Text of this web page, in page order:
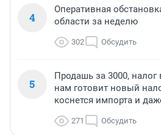
4
Оперативная
области за неделю
302 Обсудить
5
Продашь за 3000, налог
нам готовит новый
коснется импорта и
271 Обсудить